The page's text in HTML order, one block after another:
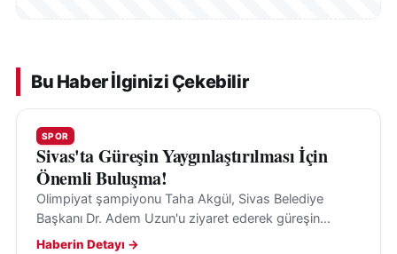
Bu Haber İlginizi Çekebilir
SPOR
Sivas'ta Güreşin Yaygınlaştırılması İçin
Önemli Buluşma!
Olimpiyat şampiyonu Taha Akgül, Sivas Belediye
Başkanı Dr. Adem Uzun'u ziyaret ederek güreşin
yaygınlaştırılması ve gençlerin spora kazandırılması
Haberin Detayı →